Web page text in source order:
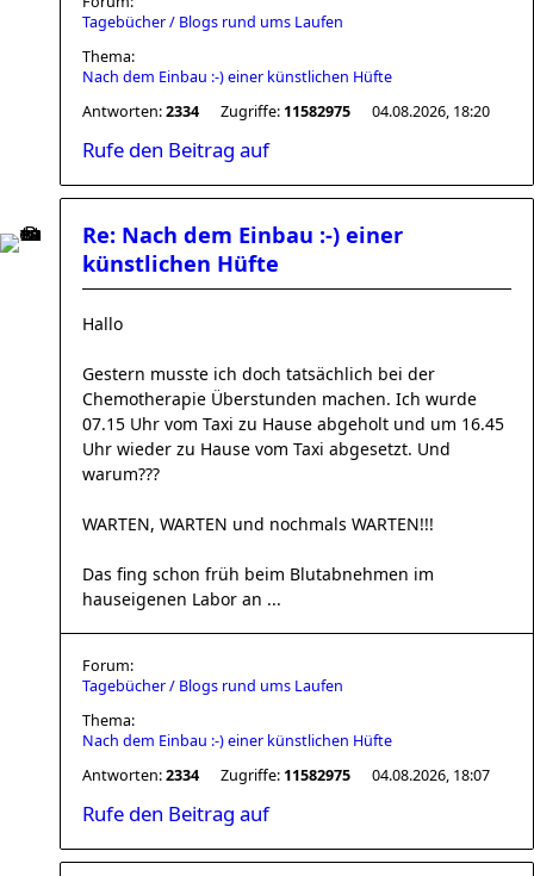
Tagebücher / Blogs rund ums Laufen
Thema:
Nach dem Einbau :-) einer künstlichen Hüfte
Antworten:2334 Zugriffe: 11582975 04.08.2026, 18:20
Rufe den Beitrag auf
Re: Nach dem Einbau :-) einer
künstlichen Hüfte
Hallo
Gestern musste ich doch tatsächlich bei der
Chemotherapie Überstunden machen. Ich wurde
07.15 Uhr vom Taxi zu Hause abgeholt und um 16.45
Uhr wieder zu Hause vom Taxi abgesetzt. Und
warum???
WARTEN, WARTEN und nochmals WARTEN!!!
Das fing schon früh beim Blutabnehmen im
hauseigenen Labor an ...
Forum:
Tagebücher / Blogs rund ums Laufen
Thema:
Nach dem Einbau :-) einer künstlichen Hüfte
Antworten:2334 Zugriffe: 11582975 04.08.2026, 18:07
Rufe den Beitrag auf